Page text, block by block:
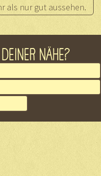
als nur gut aussehen.
NÄHE?